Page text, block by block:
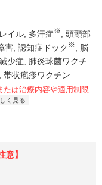
イル 多汗症※
頭頸部
害 認知症ドック ※
脳
少症
肺炎球菌ワクチ
帯状疱疹ワクチン
たは治療内容や適用制限
く見る
意】